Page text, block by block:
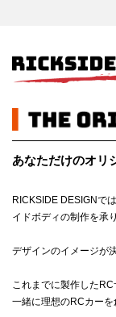
あなただけのオリ
RICKSIDE DESIGNで
イドボディの制作を承
デザインのイメージが
これまでに製作したRC
一緒に理想のRCカーを